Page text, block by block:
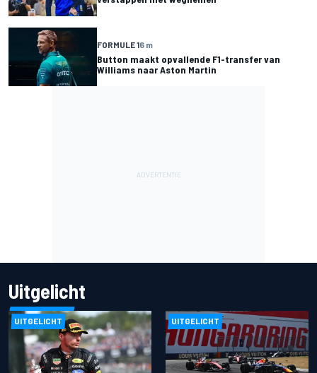
FORMULE 16 m
Button maakt opvallende F1-transfer van
Williams naar Aston Martin
Uitgelicht
UITGELICHT UITGELICHT